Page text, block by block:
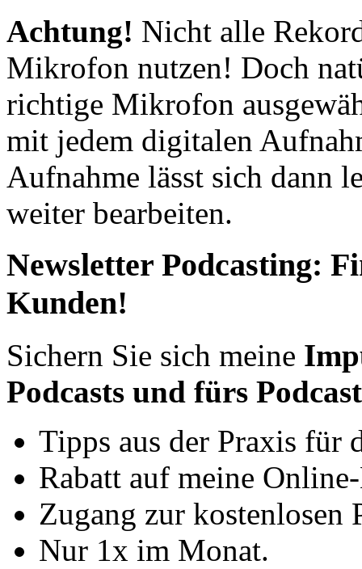
Achtung! Nicht alle
Mikrofon nutzen! Doch
richtige Mikrofon
mit jedem digitalen
Aufnahme lässt sich dann
weiter bearbeiten.
Newsletter Podcasting:
Kunden!
Sichern Sie sich meine
Podcasts und fürs
Tipps aus der Praxis für
Rabatt auf meine
Zugang zur kostenlosen
Nur 1x im Monat.